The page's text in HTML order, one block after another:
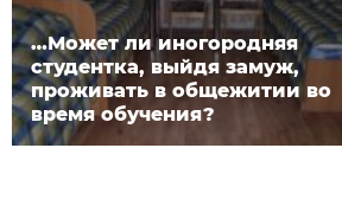
…Может ли иногородняя
студентка, выйдя замуж,
проживать в общежитии во
время обучения?